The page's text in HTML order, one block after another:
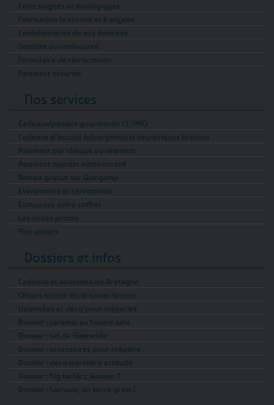
Colis soignés et écologiques
Fabrication bretonne et française
Confidentialité de vos données
Satisfait ou remboursé
Formulaire de rétractation
Paiement sécurisé
Nos services
Cadeaux/paniers gourmands CE/PRO
Cadeaux d’accueil hébergements touristiques bretons
Paiement par chèque ou virement
Paiement mandat administratif
Retrait gratuit sur Guingamp
Evénements et cérémonies
Composez votre coffret
Les codes promo
Nos univers
Dossiers et infos
Cadeaux et souvenirs de Bretagne
Objets autour du drapeau breton
Ustensiles et déco pour crêperies
Dossier : caramel au beurre salé
Dossier : sel de Guérande
Dossier : accessoires pour crêpière
Dossier : déco marinière attitude
Dossier : Kig ha Farz, kézako ?
Dossier : Sarrasin, un sacré grain !